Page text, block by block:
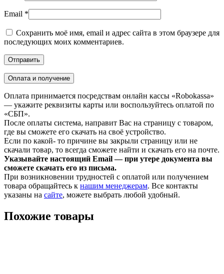
Email *
Сохранить моё имя, email и адрес сайта в этом браузере для
последующих моих комментариев.
Оплата и получение
Оплата принимается посредствам онлайн кассы «Robokassa»
— укажите реквизиты карты или воспользуйтесь оплатой по
«СБП».
После оплаты система, направит Вас на страницу с товаром,
где вы сможете его скачать на своё устройство.
Если по какой- то причине вы закрыли страницу или не
скачали товар, то всегда сможете найти и скачать его на почте.
Указывайте настоящий Email — при утере документа вы
сможете скачать его из письма.
При возникновении трудностей с оплатой или получением
товара обращайтесь к нашим менеджерам. Все контакты
указаны на сайте, можете выбрать любой удобный.
Похожие товары